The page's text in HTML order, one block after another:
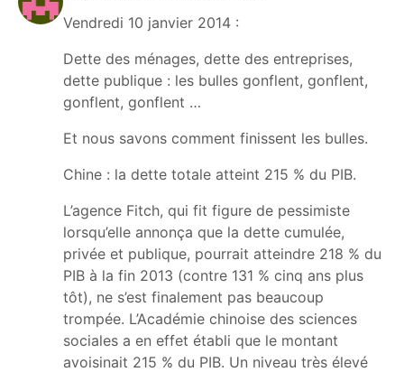
Vendredi 10 janvier 2014 :
Dette des ménages, dette des entreprises,
dette publique : les bulles gonflent, gonflent,
gonflent, gonflent …
Et nous savons comment finissent les bulles.
Chine : la dette totale atteint 215 % du PIB.
L’agence Fitch, qui fit figure de pessimiste
lorsqu’elle annonça que la dette cumulée,
privée et publique, pourrait atteindre 218 % du
PIB à la fin 2013 (contre 131 % cinq ans plus
tôt), ne s’est finalement pas beaucoup
trompée. L’Académie chinoise des sciences
sociales a en effet établi que le montant
avoisinait 215 % du PIB. Un niveau très élevé